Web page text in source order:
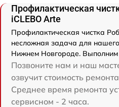
Профилактическая
iCLEBO Arte
Профилактическая чистка
несложная задача для
Нижнем Новгороде. Выполним
Позвоните нам и наш
озвучит стоимость
Среднее время ремонта
сервисном - 2 часа.